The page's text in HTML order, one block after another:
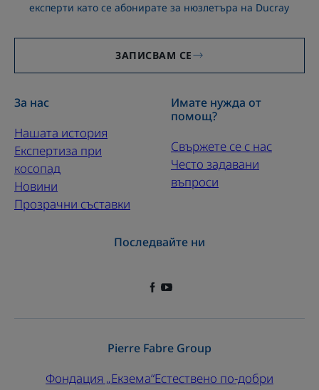
експерти като се абонирате за нюзлетъра на Ducray
ЗАПИСВАМ СЕ
За нас
Нашата история
Експертиза при
косопад
Новини
Прозрачни съставки
Имате нужда от
помощ?
Свържете се с нас
Често задавани
въпроси
Последвайте ни
Pierre Fabre Group
Фондация „Екзема“Естествено по-добри